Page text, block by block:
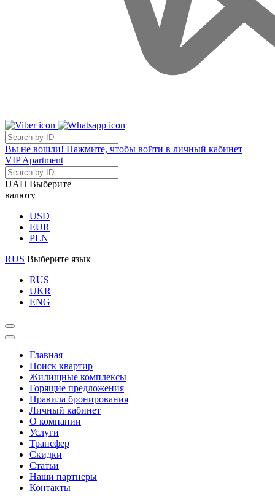
Вы не вошли! Нажмите, чтобы войти в личный кабинет
VIP Apartment
UAH Выберите
валюту
USD
EUR
PLN
RUS Выберите язык
RUS
UKR
ENG
Главная
Поиск квартир
Жилищные комплексы
Горящие предложения
Правила бронирования
Личный кабинет
О компании
Услуги
Трансфер
Скидки
Статьи
Наши партнеры
Контакты